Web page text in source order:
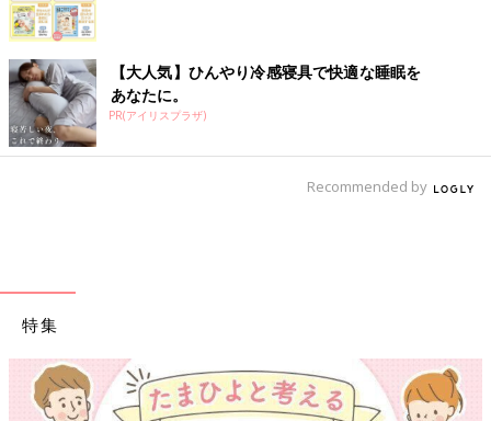
多胎家庭の子育てや支援について講演をすることも。
【大人気】ひんやり冷感寝具で快適な睡眠を
あなたに。
PR(アイリスプラザ)
Recommended by
特集